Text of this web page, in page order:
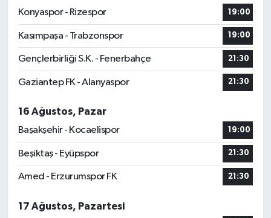
Konyaspor - Rizespor
19:00
Kasımpaşa - Trabzonspor 19:00
Gençlerbirliği S.K. - Fenerbahçe 21:30
Gaziantep FK - Alanyaspor 21:30
16 Ağustos, Pazar
Başakşehir - Kocaelispor
19:00
Beşiktaş - Eyüpspor 21:30
Amed - Erzurumspor FK 21:30
17 Ağustos, Pazartesi